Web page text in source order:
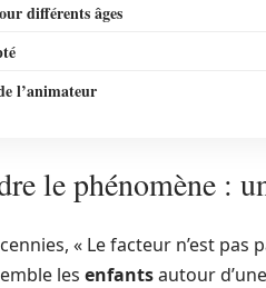
différents âges
l’animateur
le phénomène :
« Le facteur n’est pas
les enfantsautour